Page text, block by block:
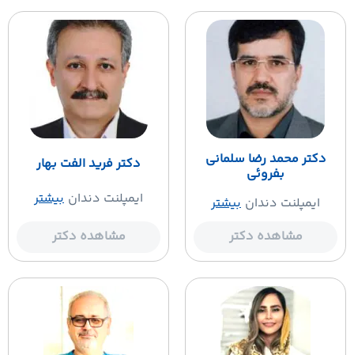
دکتر محمد رضا سلمانی
بفروئی
ایمپلنت دندان بیشتر
مشاهده دکتر
دکتر فرید الفت بهار
ایمپلنت دندان بیشتر
مشاهده دکتر